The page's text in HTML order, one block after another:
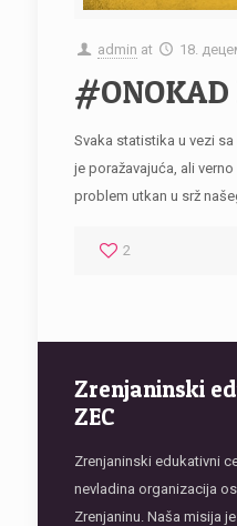
admin at 18.
Svaka statistika u vezi
je poražavajuća, ali
problem utkan u srž
2
Zrenjaninski
ZEC
Zrenjaninski edukativni
nevladina organizacija
Zrenjaninu. Naša misija